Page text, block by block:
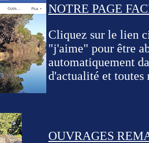
NOTRE PAGE
Cliquez sur le lien
"j'aime" pour être
automatiquement
d'actualité et toutes
OUVRAGES